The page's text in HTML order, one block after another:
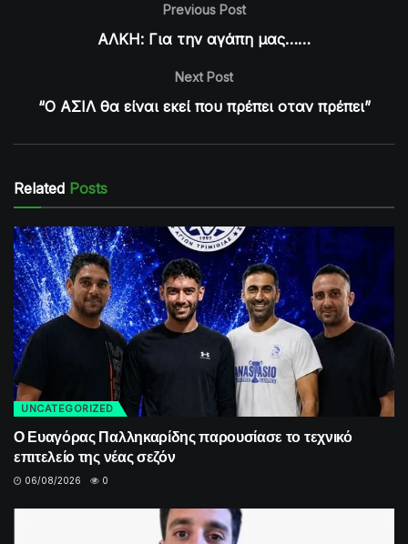
Previous Post
ΑΛΚΗ: Για την αγάπη μας……
Next Post
“Ο ΑΣΙΛ θα είναι εκεί που πρέπει οταν πρέπει”
Related Posts
UNCATEGORIZED
Ο Ευαγόρας Παλληκαρίδης παρουσίασε το τεχνικό
επιτελείο της νέας σεζόν
06/08/2026 0